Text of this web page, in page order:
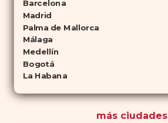
Barcelona
Madrid
Palma de Mallorca
Málaga
Medellín
Bogotá
La Habana
más ciudades